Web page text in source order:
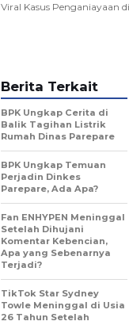
Viral Kasus Penganiayaan
Berita Terkait
BPK Ungkap Cerita di
Balik Tagihan Listrik
Rumah Dinas Parepare
BPK Ungkap Temuan
Perjadin Dinkes
Parepare, Ada Apa?
Fan ENHYPEN Meninggal
Setelah Dihujani
Komentar Kebencian,
Apa yang Sebenarnya
Terjadi?
TikTok Star Sydney
Towle Meninggal di Usia
26 Tahun Setelah